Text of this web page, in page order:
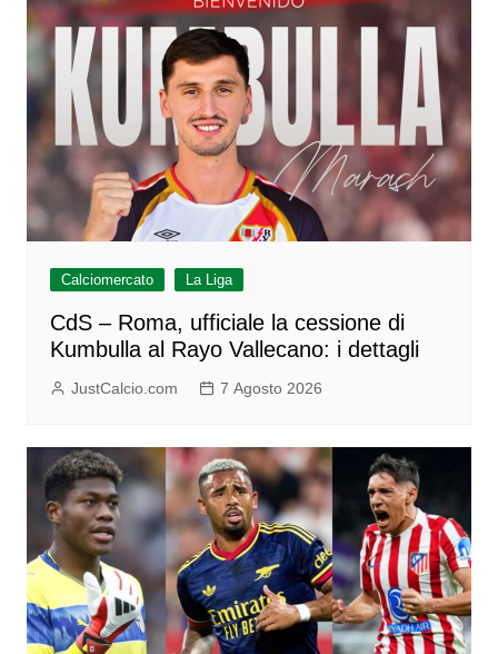
Calciomercato La Liga
CdS – Roma, ufficiale la cessione di
Kumbulla al Rayo Vallecano: i dettagli
JustCalcio.com 7 Agosto 2026